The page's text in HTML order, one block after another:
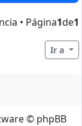
• Página1de1
Ir a
© phpBB